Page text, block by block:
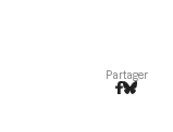
Partager